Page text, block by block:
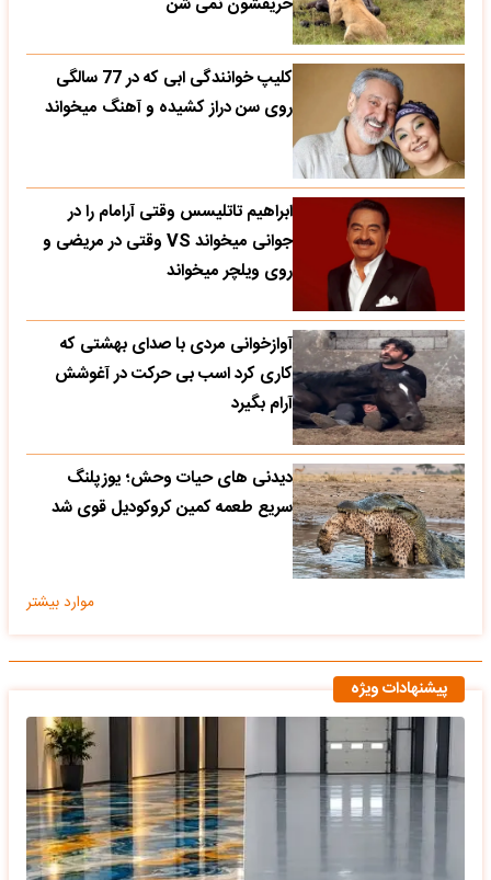
کلیپ خوانندگی ابی که در 77 سالگی
روی سن دراز کشیده و آهنگ میخواند
ابراهیم تاتلیسس وقتی آرامام را در
جوانی میخواند VS وقتی در مریضی و
روی ویلچر میخواند
آوازخوانی مردی با صدای بهشتی که
کاری کرد اسب بی حرکت در آغوشش
آرام بگیرد
دیدنی های حیات وحش؛ یوزپلنگ
سریع طعمه کمین کروکودیل قوی شد
موارد بیشتر
پیشنهادات ویژه